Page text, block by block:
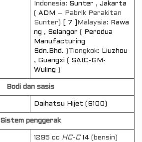
Indonesia: Sunter , Jakarta
ADM – Pabrik Perakitan
Sunter)
[ 7 ] Malaysia:
Rawa
ng , Selangor
Perodua
Manufacturing
Sdn.Bhd. )Tiongkok:
Liuzhou
, Guangxi
SAIC-GM-
Wuling
Bodi dan sasis
Daihatsu Hijet (S100)
Sistem penggerak
1295 cc HC-C I4 (bensin)